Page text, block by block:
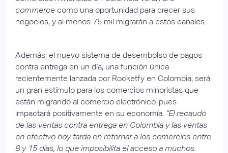
commerce como una oportunidad para crecer sus
negocios, y al menos 75 mil migrarán a estos canales.
Además, el nuevo sistema de desembolso de pagos
contra entrega en un día, una función única
recientemente lanzada por Rocketfy en Colombia, será
un gran estímulo para los comercios minoristas que
están migrando al comercio electrónico, pues
impactará positivamente en su economía. “El recaudo
de las ventas contra entrega en Colombia y las ventas
en efectivo hoy tarda en retornar a los comercios entre
8 y 15 días, lo que imposibilita el acceso a muchos